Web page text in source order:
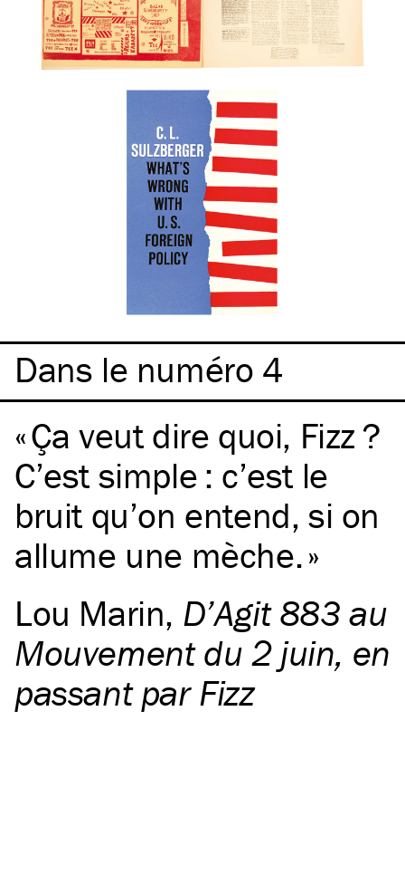
Dans le numéro 4
Ça veut dire quoi, Fizz ?
C’est simple : c’est le
bruit qu’on entend, si on
allume une mèche.
Lou Marin, D’Agit 883 au
Mouvement du 2 juin, en
passant par Fizz